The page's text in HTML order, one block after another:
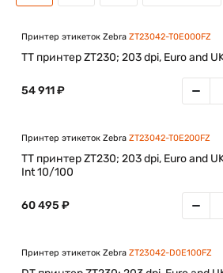
Принтер этикеток Zebra ZT23042-T0E000FZ
TT принтер ZT230; 203 dpi, Euro and
54 911 ₽
Принтер этикеток Zebra ZT23042-T0E200FZ
TT принтер ZT230; 203 dpi, Euro and
Int 10/100
60 495 ₽
Принтер этикеток Zebra ZT23042-D0E100FZ